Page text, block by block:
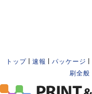
トップ 速報 パッケージ
刷全般